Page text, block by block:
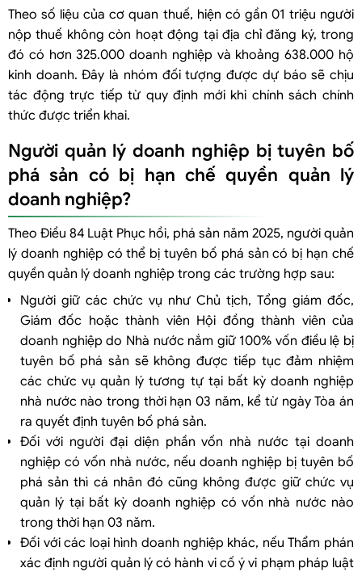
Theo số liệu của cơ quan thuế, hiện có gần 01 triệu người
nộp thuế không còn hoạt động tại địa chỉ đăng ký, trong
đó có hơn 325.000 doanh nghiệp và khoảng 638.000 hộ
kinh doanh. Đây là nhóm đối tượng được dự báo sẽ chịu
tác động trực tiếp từ quy định mới khi chính sách chính
thức được triển khai.
Người quản lý doanh nghiệp bị tuyên bố
phá sản có bị hạn chế quyền quản lý
doanh nghiệp?
Theo Điều 84 Luật Phục hồi, phá sản năm 2025, người quản
lý doanh nghiệp có thể bị tuyên bố phá sản có bị hạn chế
quyền quản lý doanh nghiệp trong các trường hợp sau:
Người giữ các chức vụ như Chủ tịch, Tổng giám đốc,
Giám đốc hoặc thành viên Hội đồng thành viên của
doanh nghiệp do Nhà nước nắm giữ 100% vốn điều lệ bị
tuyên bố phá sản sẽ không được tiếp tục đảm nhiệm
các chức vụ quản lý tương tự tại bất kỳ doanh nghiệp
nhà nước nào trong thời hạn 03 năm, kể từ ngày Tòa án
ra quyết định tuyên bố phá sản.
Đối với người đại diện phần vốn nhà nước tại doanh
nghiệp có vốn nhà nước, nếu doanh nghiệp bị tuyên bố
phá sản thì cá nhân đó cũng không được giữ chức vụ
quản lý tại bất kỳ doanh nghiệp có vốn nhà nước nào
trong thời hạn 03 năm.
Đối với các loại hình doanh nghiệp khác, nếu Thẩm phán
xác định người quản lý có hành vi cố ý vi phạm pháp luật